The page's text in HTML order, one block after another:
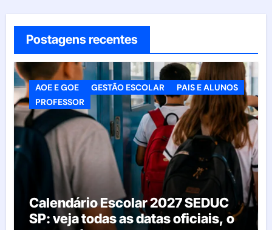
Postagens recentes
AOE E GOE GESTÃO ESCOLAR
PAIS E ALUNOS
PROFESSOR
Calendário Escolar 2027 SEDUC
SP: veja todas as datas oficiais, o